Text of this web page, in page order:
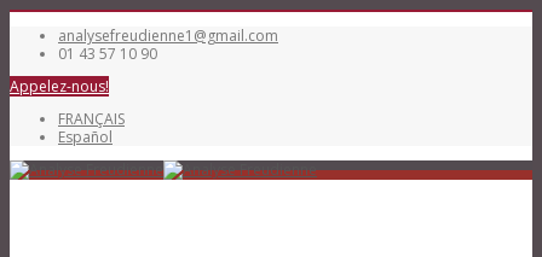
analysefreudienne1@gmail.com
01 43 57 10 90
Appelez-nous!
FRANÇAIS
Español